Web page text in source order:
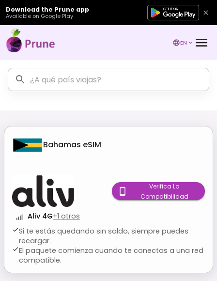
Download the Prune app
Available on Google Play
EN
Bahamas eSIM
Aliv 4G+1 otros
Si te estás quedando sin saldo, siempre puedes
recargar.
El paquete comienza cuando te conectas a una red
compatible.
Verifica La
Compatibilidad